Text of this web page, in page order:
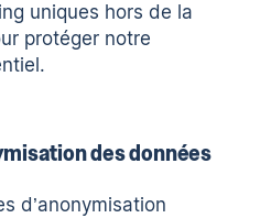
uniques hors de la
protéger notre
des données
d’anonymisation